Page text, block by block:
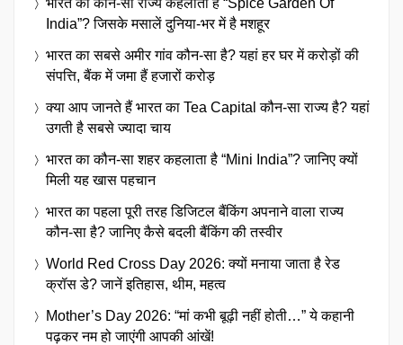
India”? जिसके मसालें दुनिया-भर में है मशहूर
भारत का सबसे अमीर गांव कौन-सा है? यहां हर घर में करोड़ों की
संपत्ति, बैंक में जमा हैं हजारों करोड़
क्या आप जानते हैं भारत का Tea Capital कौन-सा राज्य है? यहां
उगती है सबसे ज्यादा चाय
भारत का कौन-सा शहर कहलाता है “Mini India”? जानिए क्यों
मिली यह खास पहचान
भारत का पहला पूरी तरह डिजिटल बैंकिंग अपनाने वाला राज्य
कौन-सा है? जानिए कैसे बदली बैंकिंग की तस्वीर
World Red Cross Day 2026: क्यों मनाया जाता है रेड
क्रॉस डे? जानें इतिहास, थीम, महत्व
Mother’s Day 2026: “मां कभी बूढ़ी नहीं होती…” ये कहानी
पढ़कर नम हो जाएंगी आपकी आंखें!